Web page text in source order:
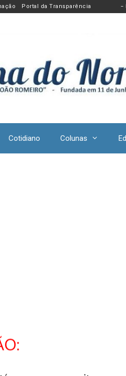
Portal da Transparência −
Cotidiano Colunas